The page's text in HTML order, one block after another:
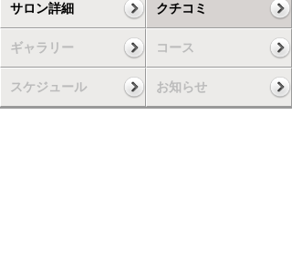
サロン詳細 クチコミ
ギャラリー コース
スケジュール お知らせ